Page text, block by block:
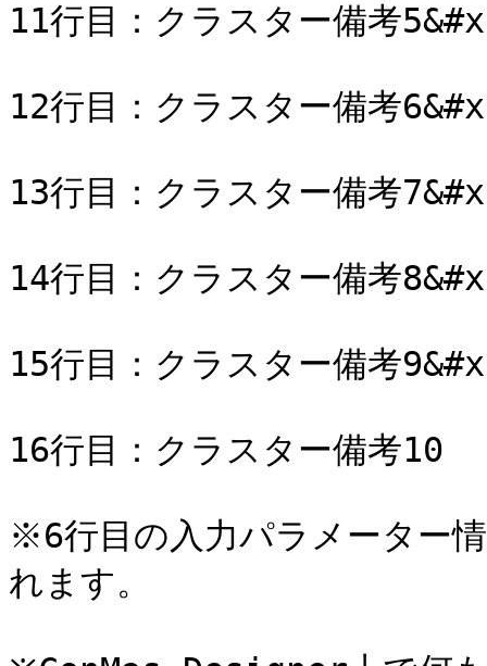
11行目：クラスター備考
12行目：クラスター備考
13行目：クラスター備考
14行目：クラスター備考
15行目：クラスター備考
16行目：クラスター備考10
※6行目の入力パラメーター
れます。